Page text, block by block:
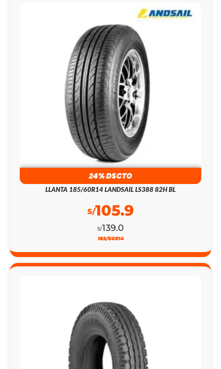
24% DSCTO
LLANTA 185/60R14 LANDSAIL LS388 82H BL
S/139.0
S/105.9
185/60R14